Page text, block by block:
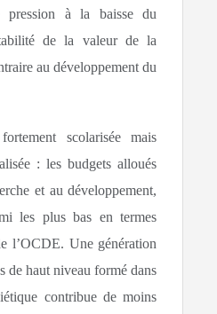
pression à la baisse du
de la valeur de la
au développement du
scolarisée mais
: les budgets alloués
et au développement,
les plus bas en termes
l’OCDE. Une génération
de haut niveau formé dans
contribue de moins